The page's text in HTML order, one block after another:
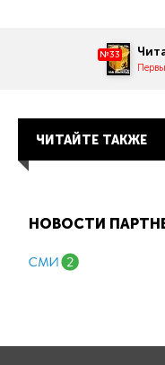
№33
ЧИТАЙТЕ ТАКЖЕ
НОВОСТИ